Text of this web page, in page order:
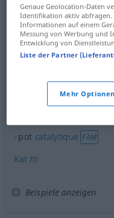
Beispiele
pot d’échappement
Auspufftopfm
catalytique
Katalysatorm
pot catalytique FAM
Katm
Beispiele anzeigen
Genaue Geolocation-Daten
Identifikation aktiv
Informationen auf einem
Messung von Werbung und
Entwicklung von
Liste der Partner
Mehr Optionen